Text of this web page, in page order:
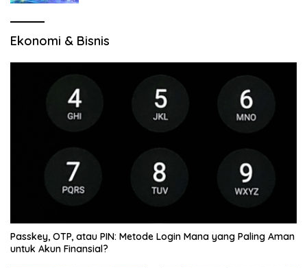
Ekonomi & Bisnis
Passkey, OTP, atau PIN: Metode Login Mana yang Paling Aman
untuk Akun Finansial?